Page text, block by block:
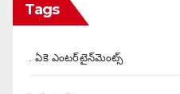
Tags
. ఏకె ఎంటర్‌టైన్‌మెంట్స్